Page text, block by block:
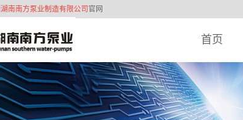
湖南南方泵业制造有限公司 官网
首页
3 2 经典产品